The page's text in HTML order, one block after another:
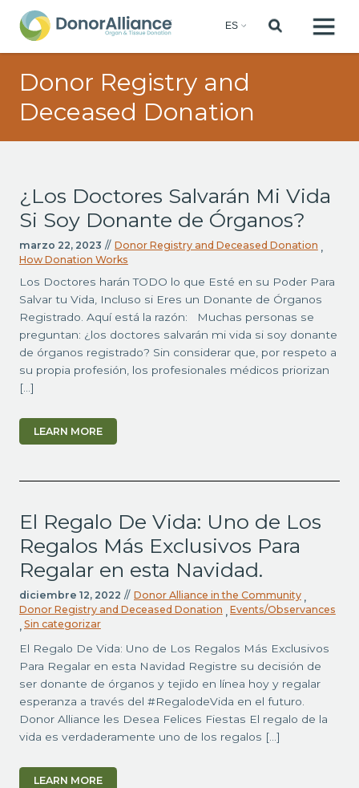
Donor Registry and
Deceased Donation
¿Los Doctores Salvarán Mi Vida
Si Soy Donante de Órganos?
marzo 22, 2023 // Donor Registry and Deceased Donation ,
How Donation Works
Los Doctores harán TODO lo que Esté en su Poder Para
Salvar tu Vida, Incluso si Eres un Donante de Órganos
Registrado. Aquí está la razón: Muchas personas se
preguntan: ¿los doctores salvarán mi vida si soy donante
de órganos registrado? Sin considerar que, por respeto a
su propia profesión, los profesionales médicos priorizan
[…]
LEARN MORE
El Regalo De Vida: Uno de Los
Regalos Más Exclusivos Para
Regalar en esta Navidad.
diciembre 12, 2022 // Donor Alliance in the Community ,
Donor Registry and Deceased Donation , Events/Observances
, Sin categorizar
El Regalo De Vida: Uno de Los Regalos Más Exclusivos
Para Regalar en esta Navidad Registre su decisión de
ser donante de órganos y tejido en línea hoy y regalar
esperanza a través del #RegalodeVida en el futuro.
Donor Alliance les Desea Felices Fiestas El regalo de la
vida es verdaderamente uno de los regalos […]
LEARN MORE